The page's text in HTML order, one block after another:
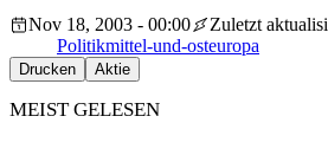
Nov 18, 2003 - 00:00
Zuletzt
Politikmittel-und-osteuropa
Drucken Aktie
MEIST GELESEN